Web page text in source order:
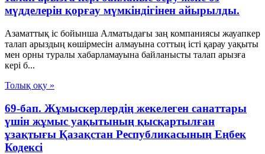
мүдделерін қорғау мүмкіндігінен айырылды.
Азаматтық іс бойынша Алматыдағы заң компаниясы жауапкер
талап арыздың көшірмесін алмауына соттың істі қарау уақыты
мен орны туралы хабарламауына байланысты талап арызға
кері б...
Толық оқу »
69-бап. Жұмыскерлердің жекелеген санаттары
үшін жұмыс уақытының қысқартылған
ұзақтығы Қазақстан Республикасының Еңбек
Кодексі